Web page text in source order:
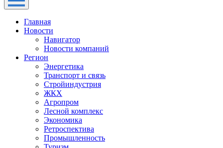
Главная
Новости
Навигатор
Новости компаний
Регион
Энергетика
Транспорт и связь
Стройиндустрия
ЖКХ
Агропром
Лесной комплекс
Экономика
Ретроспектива
Промышленность